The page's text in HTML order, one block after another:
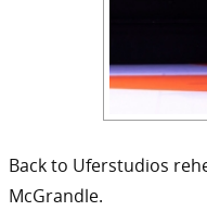
Back to Uferstudios
McGrandle.